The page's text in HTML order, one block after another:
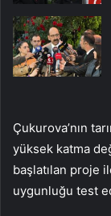
Çukurova’nın
yüksek katma
başlatılan proje
uygunluğu test